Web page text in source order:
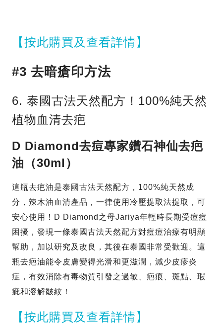
【按此購買及查看詳情】
#3 去暗瘡印方法
6. 泰國古法天然配方！100%純天然
植物血清去疤
D Diamond去痘專家鑽石神仙去疤
油（30ml）
這瓶去疤油是泰國古法天然配方，100%純天然成
分，辣木油血清產品，一律使用冷壓提取法提取，可
安心使用！D Diamond之母Jariya年輕時長期受痘痘
困擾，發現一條泰國古法天然配方對痘痘治療有明顯
幫助，加以研究及改良，其後在泰國非常受歡迎。這
瓶去疤油能令皮膚變得光滑和更滋潤，減少皮疹炎
症，有效消除有毒物質引發之過敏、疤痕、斑點、瑕
疵和溶解皺紋！
【按此購買及查看詳情】